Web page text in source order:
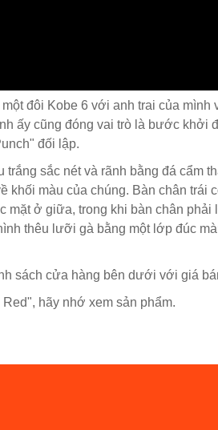
đôi Kobe 6 với anh trai của
ấy cũng đóng vai trò là bước khởi
đối lập.
sắc nét và rãnh bằng đá cẩm
khối màu của chúng. Bàn chân
ở giữa, trong khi bàn chân
thêu lưỡi gà bằng một lớp đúc
sách cửa hàng bên dưới với giá
hãy nhớ xem sản phẩm.